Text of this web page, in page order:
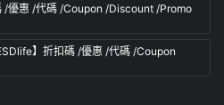
/優惠 /代碼 /Coupon /Discount /Promo
】折扣碼 /優惠 /代碼 /Coupon